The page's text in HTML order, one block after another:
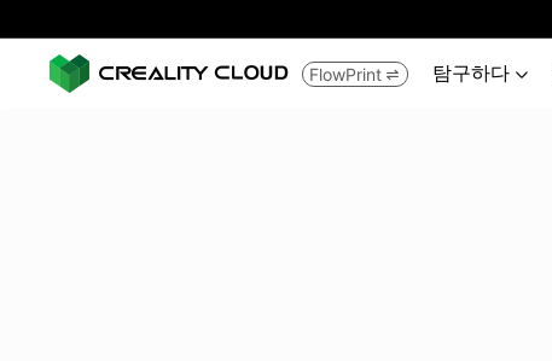
FlowPrint  탐구하다 